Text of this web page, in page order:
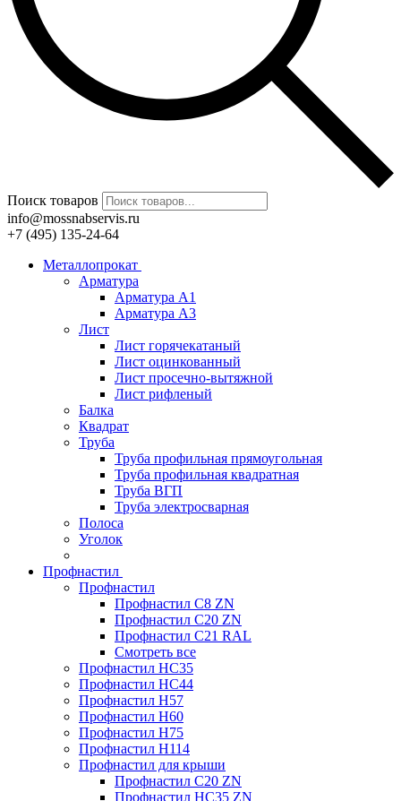
Поиск товаров
info@mossnabservis.ru
+7 (495) 135-24-64
Металлопрокат
Арматура
Арматура А1
Арматура А3
Лист
Лист горячекатаный
Лист оцинкованный
Лист просечно-вытяжной
Лист рифленый
Балка
Квадрат
Труба
Труба профильная прямоугольная
Труба профильная квадратная
Труба ВГП
Труба электросварная
Полоса
Уголок
Профнастил
Профнастил
Профнастил С8 ZN
Профнастил С20 ZN
Профнастил С21 RAL
Смотреть все
Профнастил HC35
Профнастил HC44
Профнастил H57
Профнастил H60
Профнастил H75
Профнастил H114
Профнастил для крыши
Профнастил С20 ZN
Профнастил НС35 ZN